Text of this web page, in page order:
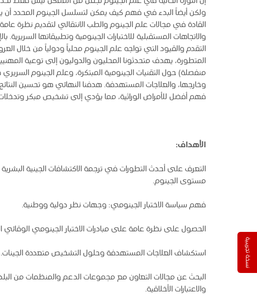
ولكن أيضاً البدء في فهم كيف يمكن لتسلسل الجينوم المحدد أن
القادة في مجالات علم الجينوم والطب الانتقالي لتقديم نظرة
والاتجاهات المستقبلية للاختبارات الجينومية وتطبيقاتها
التقدم والقيود التي تواجه علم الجينوم محلياً ودولياً من خلال
المتطورة، يهدف متحدثونا المحليون والدوليون إلى توعية
منفصلة) حول التقنيات الجينومية المبتكرة، وعلم الجينوم
وخارجها، والعلاجات المستهدفة. هدفنا النهائي هو تحسين
فهم أفضل للأمراض الوراثية، مما يؤدي إلى تشخيص مبكر
الأهداف:
التعرف على أحدث التطورات في ترجمة الاكتشافات الجينية
مستوى الجينوم.
فهم سياسة الاختبار الجينومي: وجهات نظر دولية ووطنية.
الحصول على نظرة عامة على مبادرات الاختبار الجينومي الوقائي
استكشاف العلاجات المستهدفة وحلول التشخيص متعددة الجينات.
البحث عن مجالات التعاون مع مجموعات الدعم والمنظمات من
والاعتبارات الأخلاقية.
نسخة تجريبية